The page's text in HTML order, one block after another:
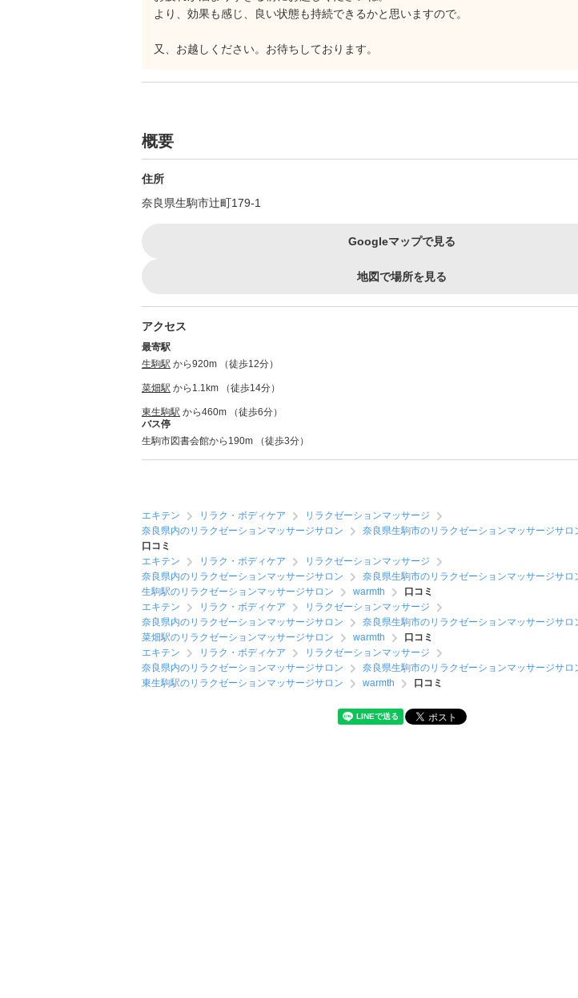
より、効果も感じ、良い状態も持続できるかと思いますので。
又、お越しください。お待ちしております。
概要
住所
奈良県生駒市辻町179-1
Googleマップで見る
地図で場所を見る
アクセス
最寄駅
生駒駅 から920m （徒歩12分）
菜畑駅 から1.1km （徒歩14分）
東生駒駅 から460m （徒歩6分）
バス停
生駒市図書会館から190m （徒歩3分）
エキテン リラク・ボディケア
リラクゼーションマッサージ
奈良県内のリラクゼーションマッサージサロン
奈良県生駒市のリラクゼーションマッサージサロ
口コミ
エキテン
リラク・ボディケア
リラクゼーションマッサージ
奈良県内のリラクゼーションマッサージサロン
奈良県生駒市のリラクゼーションマッサージサロ
生駒駅のリラクゼーションマッサージサロン
warmth
口コミ
エキテン
リラク・ボディケア
リラクゼーションマッサージ
奈良県内のリラクゼーションマッサージサロン
奈良県生駒市のリラクゼーションマッサージサロ
菜畑駅のリラクゼーションマッサージサロン
warmth
口コミ
エキテン
リラク・ボディケア
リラクゼーションマッサージ
奈良県内のリラクゼーションマッサージサロン
奈良県生駒市のリラクゼーションマッサージサロ
東生駒駅のリラクゼーションマッサージサロン
warmth 口コミ